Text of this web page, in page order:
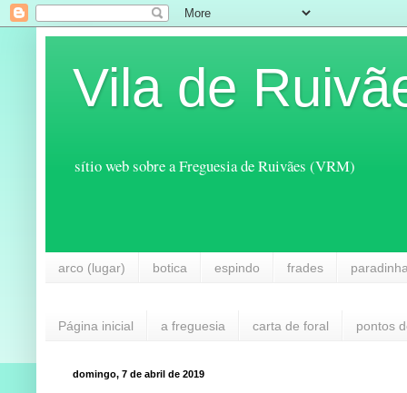
Vila de
sítio web sobre a Freguesia de Ruivães (VRM)
arco (lugar) botica espindo frades
Página inicial a freguesia carta de foral pontos
domingo, 7 de abril de 2019